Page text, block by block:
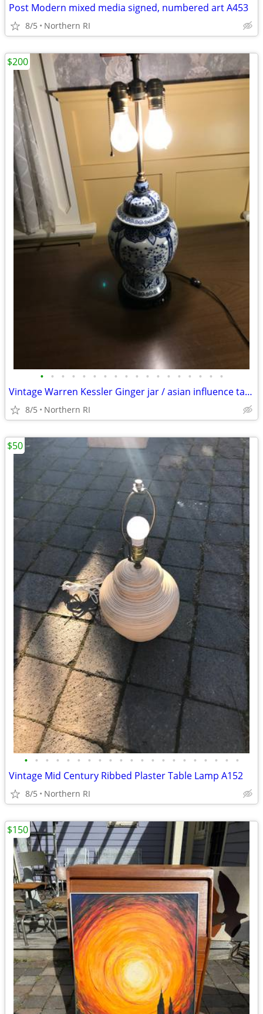
Post Modern mixed media signed, numbered art A453
8/5 Northern RI
• • • • • • • • • • • • • • • • • •
Vintage Warren Kessler Ginger jar / asian influence table lamp A171
8/5 Northern RI
$200
• • • • • • • • • • • • • • • • • • • • •
Vintage Mid Century Ribbed Plaster Table Lamp A152
8/5 Northern RI
$50
$150